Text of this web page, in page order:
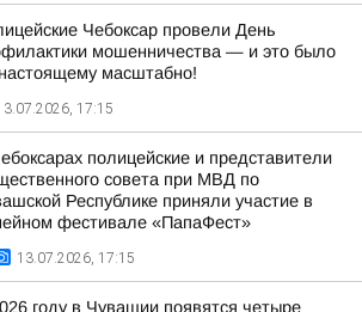
Чебоксар провели День
мошенничества — и это было
масштабно!
17:15
полицейские и представители
совета при МВД по
Республике приняли участие в
фестивале «ПапаФест»
13.07.2026, 17:15
году в Чувашии появятся четыре